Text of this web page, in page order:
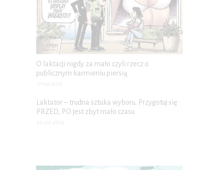
O laktacji nigdy za mało czyli rzecz o
publicznym karmieniu piersią
17-09-2012
Laktator – trudna sztuka wyboru. Przygotuj się
PRZED, PO jest zbyt mało czasu
22-06-2014